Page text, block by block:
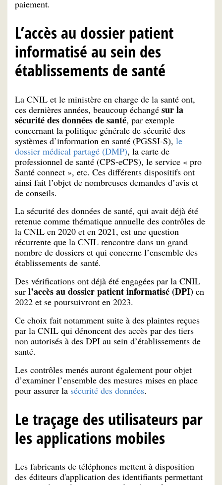
paiement.
L’accès au dossier patient
informatisé au sein des
établissements de santé
La CNIL et le ministère en charge de la santé ont,
ces dernières années, beaucoup échangé sur la
sécurité des données de santé, par exemple
concernant la politique générale de sécurité des
systèmes d’information en santé (PGSSI-S), le
dossier médical partagé (DMP), la carte de
professionnel de santé (CPS-eCPS), le service « pro
Santé connect », etc. Ces différents dispositifs ont
ainsi fait l’objet de nombreuses demandes d’avis et
de conseils.
La sécurité des données de santé, qui avait déjà été
retenue comme thématique annuelle des contrôles de
la CNIL en 2020 et en 2021, est une question
récurrente que la CNIL rencontre dans un grand
nombre de dossiers et qui concerne l’ensemble des
établissements de santé.
Des vérifications ont déjà été engagées par la CNIL
sur l’accès au dossier patient informatisé (DPI) en
2022 et se poursuivront en 2023.
Ce choix fait notamment suite à des plaintes reçues
par la CNIL qui dénoncent des accès par des tiers
non autorisés à des DPI au sein d’établissements de
santé.
Les contrôles menés auront également pour objet
d’examiner l’ensemble des mesures mises en place
pour assurer la sécurité des données.
Le traçage des utilisateurs par
les applications mobiles
Les fabricants de téléphones mettent à disposition
des éditeurs d'application des identifiants permettant